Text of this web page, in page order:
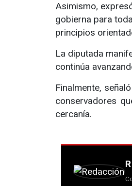
Asimismo,
gobierna para
principios
La diputada
continúa
Finalmente,
conservadores
cercanía.